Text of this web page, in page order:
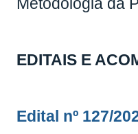
Metodologia da
EDITAIS E
Edital nº 127/